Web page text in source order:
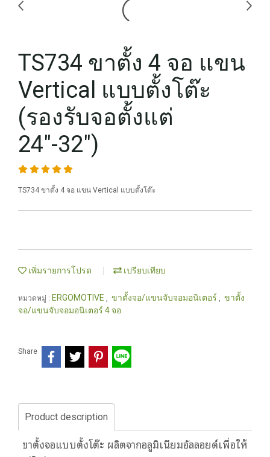
TS734 ขาตั้ง 4 จอ แขน
Vertical แบบตั้งโต๊ะ
(รองรับจอตั้งแต่
24"-32")
TS734 ขาตั้ง 4 จอ แขน Vertical แบบตั้งโต๊ะ
เพิ่มรายการโปรด เปรียบเทียบ
หมวดหมู่ : ERGOMOTIVE , ขาตั้งจอ/แขนจับจอมอนิเตอร์ , ขาตั้ง
จอ/แขนจับจอมอนิเตอร์ 4 จอ
Share
Product description
ขาตั้งจอแบบตั้งโต๊ะ ผลิตจากอลูมิเนียมอัลลอยด์เพื่อให้